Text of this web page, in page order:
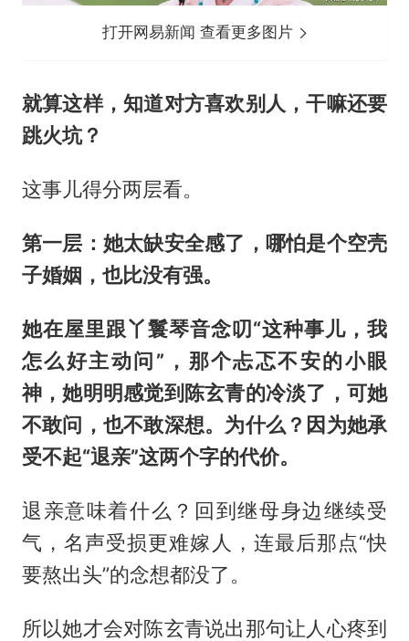
打开网易新闻 查看更多图片
就算这样，知道对方喜欢别人，干嘛还要
跳火坑？
这事儿得分两层看。
第一层：她太缺安全感了，哪怕是个空壳
子婚姻，也比没有强。
她在屋里跟丫鬟琴音念叨“这种事儿，我
怎么好主动问”，那个忐忑不安的小眼
神，她明明感觉到陈玄青的冷淡了，可她
不敢问，也不敢深想。为什么？因为她承
受不起“退亲”这两个字的代价。
退亲意味着什么？回到继母身边继续受
气，名声受损更难嫁人，连最后那点“快
要熬出头”的念想都没了。
所以她才会对陈玄青说出那句让人心疼到